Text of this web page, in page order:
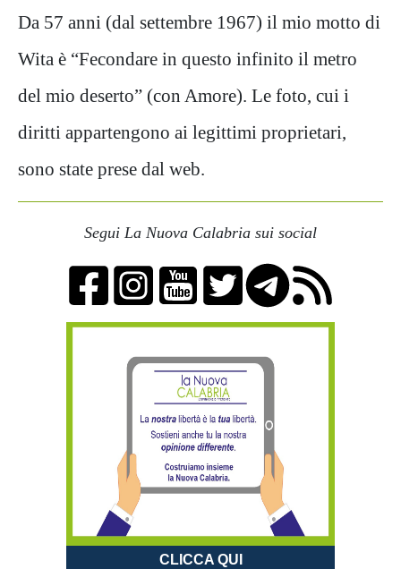
Da 57 anni (dal settembre 1967) il mio motto di
Wita è “Fecondare in questo infinito il metro
del mio deserto” (con Amore). Le foto, cui i
diritti appartengono ai legittimi proprietari,
sono state prese dal web.
Segui La Nuova Calabria sui social
CLICCA QUI